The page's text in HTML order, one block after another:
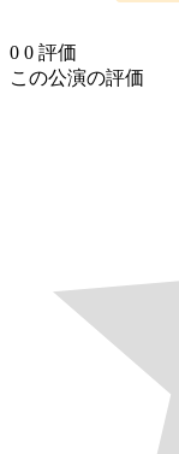
0 0 評価
この公演の評価